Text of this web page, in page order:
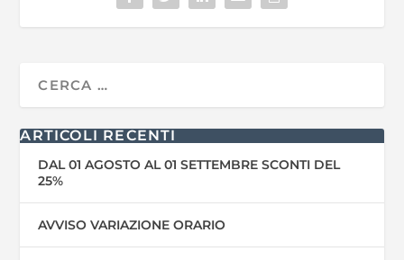
ARTICOLI RECENTI
DAL 01 AGOSTO AL 01 SETTEMBRE SCONTI DEL
25%
AVVISO VARIAZIONE ORARIO